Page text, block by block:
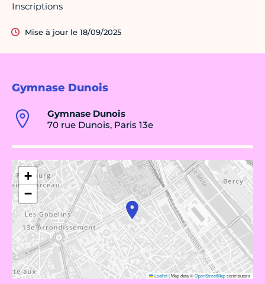
Gymnase Dunois
Gymnase Dunois
70 rue Dunois, Paris 13e
+
−
Leaflet|Map data ©OpenStreetMapcontributors
Inscriptions
Mise à jour le 18/09/2025